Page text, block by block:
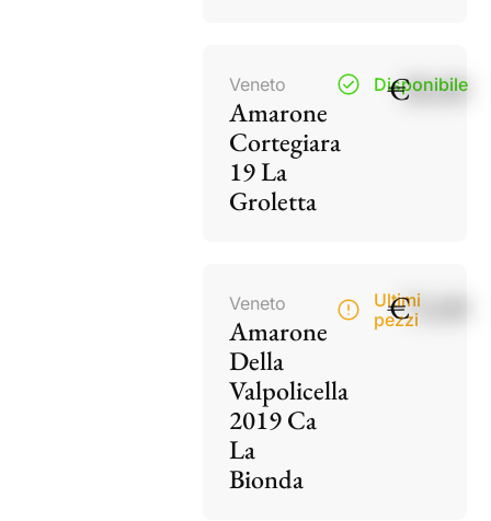
Veneto
Amarone
Cortegiara
19 La
Groletta
Disponibile
€38,00
Veneto
Amarone
Della
Valpolicella
2019 Ca
La
Bionda
Ultimi
pezzi
€73,00